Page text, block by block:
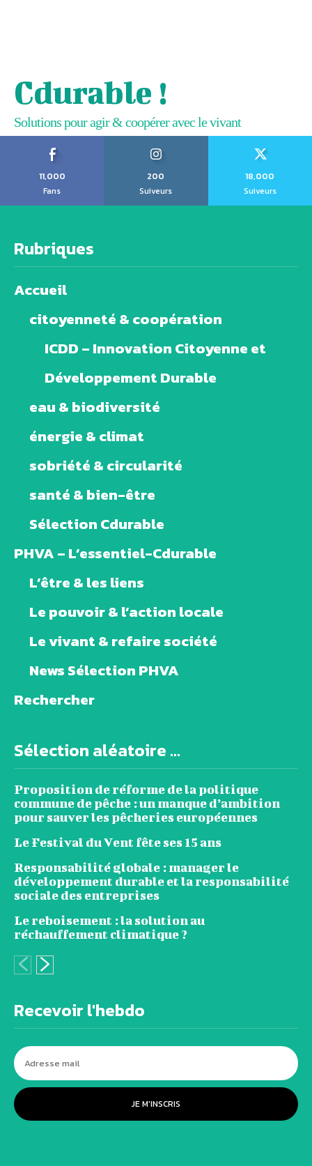
Cdurable !
Solutions pour agir & coopérer avec le vivant
11,000
Fans
200
Suiveurs
18,000
Suiveurs
Rubriques
Accueil
citoyenneté & coopération
ICDD – Innovation Citoyenne et
Développement Durable
eau & biodiversité
énergie & climat
sobriété & circularité
santé & bien-être
Sélection Cdurable
PHVA – L’essentiel-Cdurable
L’être & les liens
Le pouvoir & l’action locale
Le vivant & refaire société
News Sélection PHVA
Rechercher
Sélection aléatoire ...
Proposition de réforme de la politique
commune de pêche : un manque d’ambition
pour sauver les pêcheries européennes
Le Festival du Vent fête ses 15 ans
Responsabilité globale : manager le
développement durable et la responsabilité
sociale des entreprises
Le reboisement : la solution au
réchauffement climatique ?
Recevoir l'hebdo
JE M'INSCRIS